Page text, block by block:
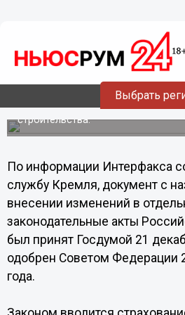
Выбрать
ответственности
участие в долевом
становится полностью
Президент России Владимир
механизмах защиты прав
строительства.
По информации Интерфакса
службу Кремля, документ с
внесении изменений в
законодательные акты
был принят Госдумой 21
одобрен Советом Федерации
года.